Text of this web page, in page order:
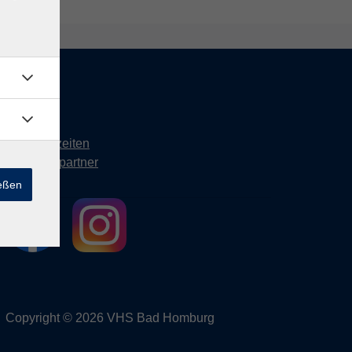
Kontakt
Öffnungszeiten
Ansprechpartner
Copyright © 2026 VHS Bad Homburg